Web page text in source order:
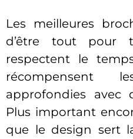
Les meilleures
d’être tout pour
respectent le
récompensent
approfondies avec
Plus important
que le design sert